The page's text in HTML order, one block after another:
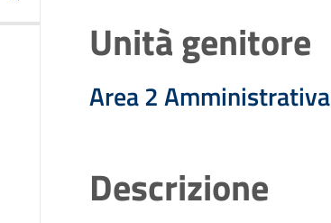
Unità genitore
Area 2 Amministrativa
Descrizione